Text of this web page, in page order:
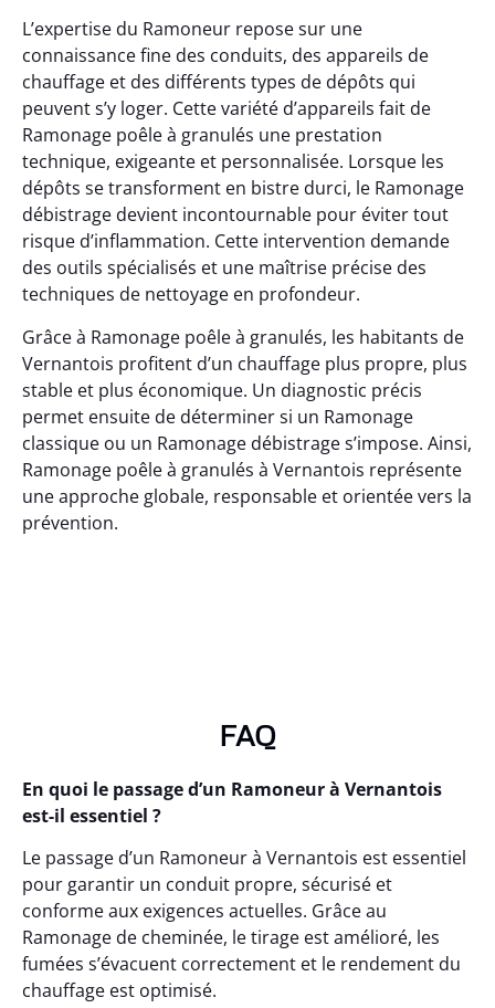
L’expertise du Ramoneur repose sur une
connaissance fine des conduits, des appareils de
chauffage et des différents types de dépôts qui
peuvent s’y loger. Cette variété d’appareils fait de
Ramonage poêle à granulés une prestation
technique, exigeante et personnalisée. Lorsque les
dépôts se transforment en bistre durci, le Ramonage
débistrage devient incontournable pour éviter tout
risque d’inflammation. Cette intervention demande
des outils spécialisés et une maîtrise précise des
techniques de nettoyage en profondeur.
Grâce à Ramonage poêle à granulés, les habitants de
Vernantois profitent d’un chauffage plus propre, plus
stable et plus économique. Un diagnostic précis
permet ensuite de déterminer si un Ramonage
classique ou un Ramonage débistrage s’impose. Ainsi,
Ramonage poêle à granulés à Vernantois représente
une approche globale, responsable et orientée vers la
prévention.
FAQ
En quoi le passage d’un Ramoneur à Vernantois
est-il essentiel ?
Le passage d’un Ramoneur à Vernantois est essentiel
pour garantir un conduit propre, sécurisé et
conforme aux exigences actuelles. Grâce au
Ramonage de cheminée, le tirage est amélioré, les
fumées s’évacuent correctement et le rendement du
chauffage est optimisé.